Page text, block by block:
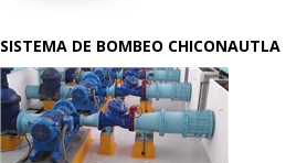
SISTEMA DE BOMBEO CHICONAUTLA